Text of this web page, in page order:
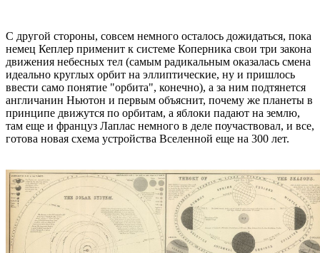
С другой стороны, совсем немного осталось дожидаться, пока
немец Кеплер применит к системе Коперника свои три закона
движения небесных тел (самым радикальным оказалась смена
идеально круглых орбит на эллиптические, ну и пришлось
ввести само понятие "орбита", конечно), а за ним подтянется
англичанин Ньютон и первым объяснит, почему же планеты в
принципе движутся по орбитам, а яблоки падают на землю,
там еще и француз Лаплас немного в деле поучаствовал, и все,
готова новая схема устройства Вселенной еще на 300 лет.